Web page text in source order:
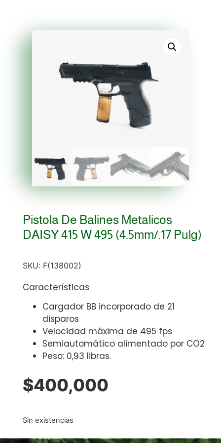
Pistola De Balines Metalicos
DAISY 415 W 495 (4.5mm/.17 Pulg)
SKU: F(138002)
Características
Cargador BB incorporado de 21
disparos
Velocidad máxima de 495 fps
Semiautomático alimentado por CO2
Peso: 0,93 libras.
$400,000
Sin existencias